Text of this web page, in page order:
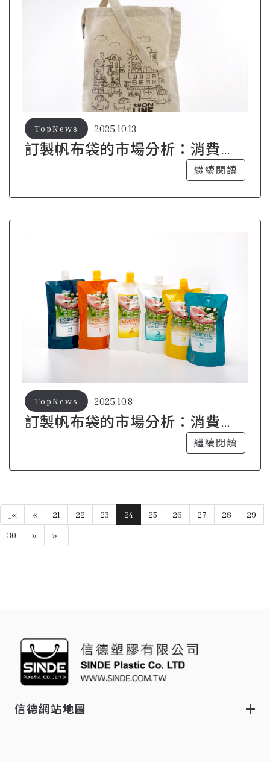
訂製帆布袋的市場分析：消費者
2025.10.13
TopNews
繼續閱讀
訂製帆布袋的市場分析：消費者
2025.10.8
TopNews
繼續閱讀
_« « 21 22 23 24 25 26 27 28
29
30
» »_
信德網站地圖